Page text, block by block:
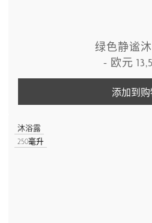
绿色静谧
- 欧元
添加到购
沐浴露
250毫升